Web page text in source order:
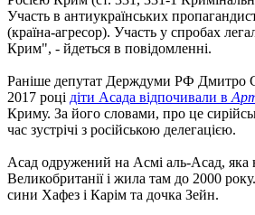
Участь в антиукраїнських
(країна-агресор). Участь у спробах
Крим", - йдеться в повідомленні.
Раніше депутат Держдуми РФ Дмитро
2017 році діти Асада відпочивали в
Криму. За його словами, про це
час зустрічі з російською делегацією.
Асад одружений на Асмі аль-Асад, яка
Великобританії і жила там до 2000
сини Хафез і Карім та дочка Зейн.